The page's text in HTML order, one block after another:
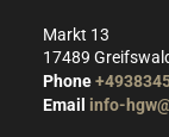
Markt 13
17489
Phone
Email info-